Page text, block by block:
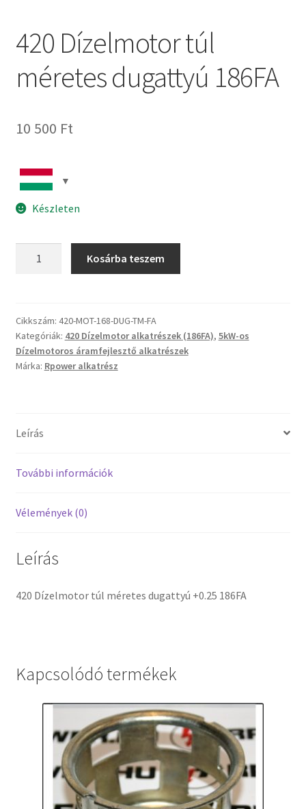
420 Dízelmotor túl
méretes dugattyú 186FA
10 500 Ft
Készleten
dugattyú
186FA
mennyiség
Kosárba teszem
Cikkszám: 420-MOT-168-DUG-TM-FA
Kategóriák: 420 Dízelmotor alkatrészek (186FA), 5kW-os
Dízelmotoros áramfejlesztő alkatrészek
Márka: Rpower alkatrész
Leírás
További információk
Vélemények (0)
Leírás
420 Dízelmotor túl méretes dugattyú +0.25 186FA
Kapcsolódó termékek